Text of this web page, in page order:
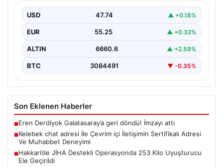
Hakkari'de jandarma ekipleri tarafından gerçekleştirilen
ve Jandarma İnsansız…
USD 47.74 ▲ +0.18%
EUR 55.25 ▲ +0.32%
ALTIN 6660.6 ▲ +2.59%
BTC 3084491 ▼ -0.35%
Son Eklenen Haberler
■Eren Derdiyok Galatasaray’a geri döndü! İmzayı attı
■Kelebek chat adresi İle Çevrim içi İletişimin Sertifikalı Adresi
Ve Muhabbet Deneyimi
■Hakkari’de JİHA Destekli Operasyonda 253 Kilo Uyuşturucu
Ele Geçirildi